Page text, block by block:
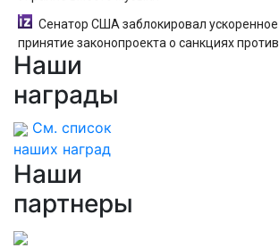
Сенатор США заблокировал ускоренное
принятие законопроекта о санкциях против
РФ
Наши
награды
См. список
наших наград
Наши
партнеры